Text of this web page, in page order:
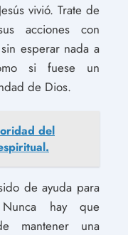
vivió. Trate de
acciones con
esperar nada a
si fuese un
de Dios.
del
de ayuda para
hay que
mantener una